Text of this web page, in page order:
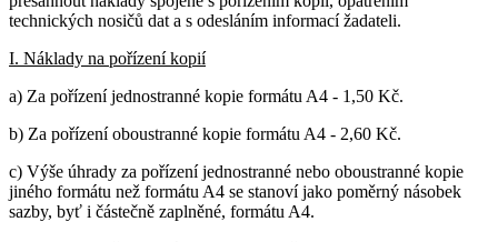
technických nosičů dat a s odesláním informací žadateli.
I. Náklady na pořízení kopií
a) Za pořízení jednostranné kopie formátu A4 - 1,50 Kč.
b) Za pořízení oboustranné kopie formátu A4 - 2,60 Kč.
c) Výše úhrady za pořízení jednostranné nebo oboustranné kopie
jiného formátu než formátu A4 se stanoví jako poměrný násobek
sazby, byť i částečně zaplněné, formátu A4.